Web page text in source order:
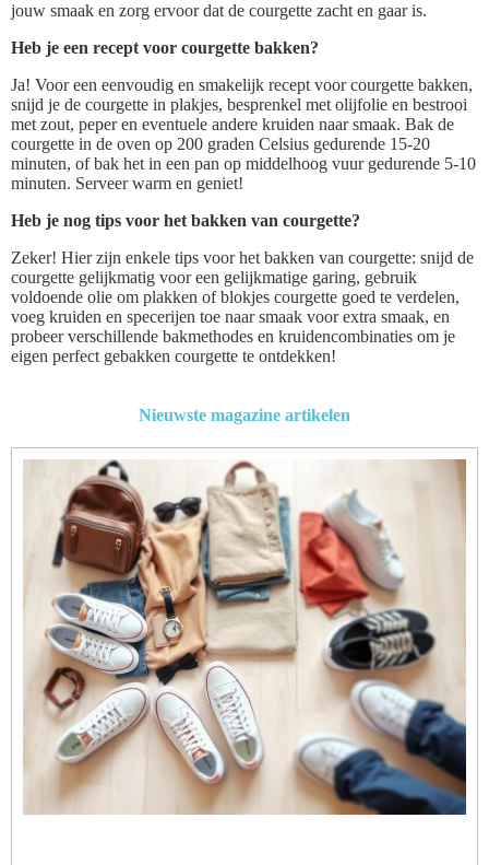
jouw smaak en zorg ervoor dat de courgette zacht en gaar is.
Heb je een recept voor courgette bakken?
Ja! Voor een eenvoudig en smakelijk recept voor courgette bakken,
snijd je de courgette in plakjes, besprenkel met olijfolie en bestrooi
met zout, peper en eventuele andere kruiden naar smaak. Bak de
courgette in de oven op 200 graden Celsius gedurende 15-20
minuten, of bak het in een pan op middelhoog vuur gedurende 5-10
minuten. Serveer warm en geniet!
Heb je nog tips voor het bakken van courgette?
Zeker! Hier zijn enkele tips voor het bakken van courgette: snijd de
courgette gelijkmatig voor een gelijkmatige garing, gebruik
voldoende olie om plakken of blokjes courgette goed te verdelen,
voeg kruiden en specerijen toe naar smaak voor extra smaak, en
probeer verschillende bakmethodes en kruidencombinaties om je
eigen perfect gebakken courgette te ontdekken!
Nieuwste magazine artikelen